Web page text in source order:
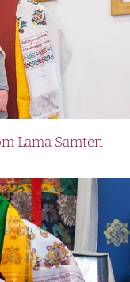
Lama Samten